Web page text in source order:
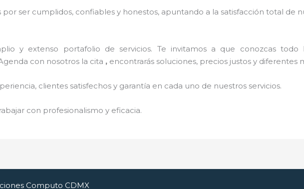
por ser cumplidos, confiables y honestos, apuntando a la satisfacción total de
y extenso portafolio de servicios. Te invitamos a que conozcas todo
con nosotros la cita , encontrarás soluciones, precios justos y diferentes
clientes satisfechos y garantía en cada uno de nuestros servicios.
con profesionalismo y eficacia.
Computo CDMX